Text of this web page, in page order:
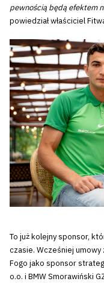
pewnością będą efektem
powiedział właściciel
To już kolejny sponsor,
czasie. Wcześniej umowy
Fogo jako sponsor
o.o. i BMW Smorawiński